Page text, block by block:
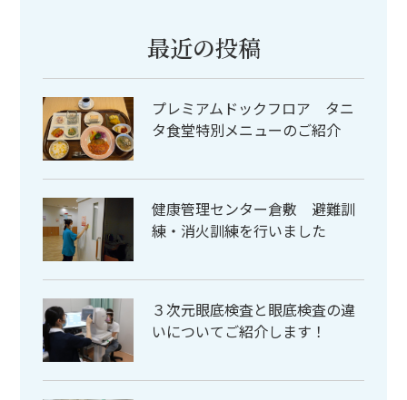
最近の投稿
プレミアムドックフロア タニ
タ食堂特別メニューのご紹介
健康管理センター倉敷 避難訓
練・消火訓練を行いました
３次元眼底検査と眼底検査の違
いについてご紹介します！